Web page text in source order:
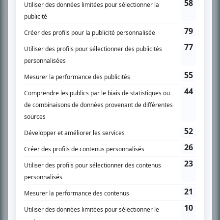
télévision» a d’abord oeuvré au magazine TV Hebdo de 1996 à 2001. Sa
spécialité: la télé québécoise. On peut l’entendre régulièrement commenter
l’actualité télévisuelle au 98,5.